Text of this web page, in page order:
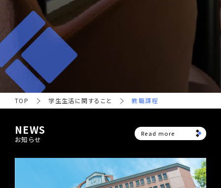
TOP 学生生活に関すること 教職課程
NEWS
お知らせ
Read more